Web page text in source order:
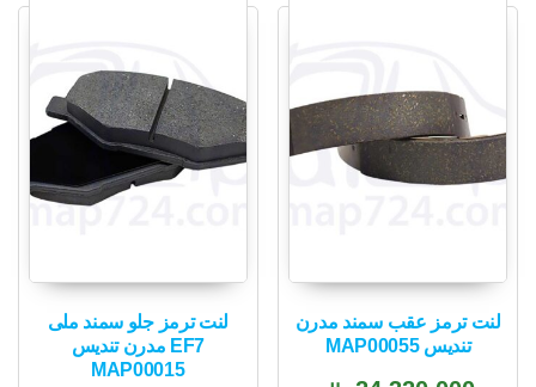
لنت ترمز عقب سمند مدرن
تندیس MAP00055
لنت ترمز جلو سمند ملی
EF7 مدرن تندیس
MAP00015